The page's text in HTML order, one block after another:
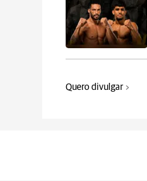
Quero divulgar